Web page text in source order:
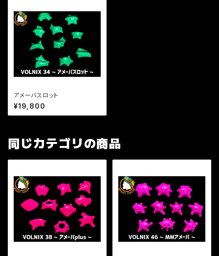
アメーバスロット
¥19,800
同じカテゴリの商品